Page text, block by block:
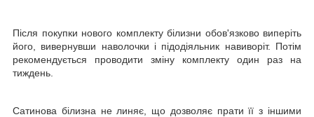
Після покупки нового комплекту білизни обов'язково виперіть
його, вивернувши наволочки і підодіяльник навиворіт. Потім
рекомендується проводити зміну комплекту один раз на
тиждень.
Сатинова білизна не линяє, що дозволяє прати її з іншими